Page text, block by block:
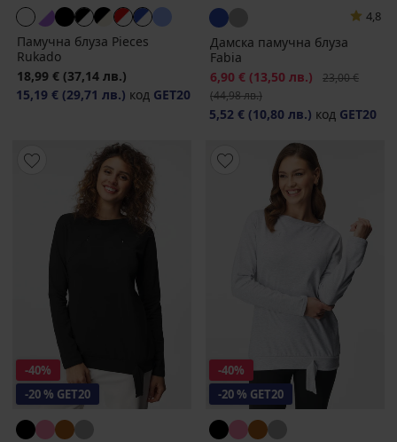
Памучна блуза Pieces
Rukado
18,99 € (37,14 лв.)
15,19 € (29,71 лв.) код GET20
4,8
Дамска памучна блуза
Fabia
Намаление
6,90 € (13,50 лв.)
23,00 €
(44,98 лв.)
5,52 € (10,80 лв.) код GET20
-40%
-20 % GET20
-40%
-20 % GET20